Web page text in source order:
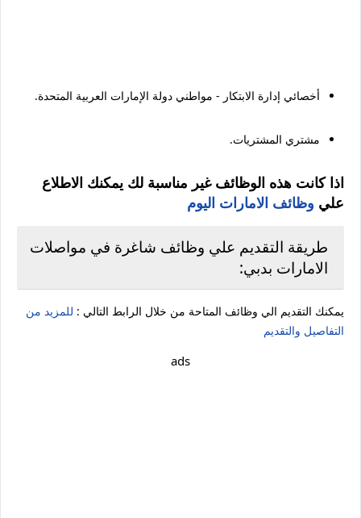
أخصائي إدارة الابتكار - مواطني دولة الإمارات العربية المتحدة.
مشتري المشتريات.
اذا كانت هذه الوظائف غير مناسبة لك يمكنك الاطلاع
علي وظائف الامارات اليوم
طريقة التقديم علي وظائف شاغرة في مواصلات
الامارات بدبي:
يمكنك التقديم الي وظائف المتاحة من خلال الرابط التالي : للمزيد من
التفاصيل والتقديم
ads